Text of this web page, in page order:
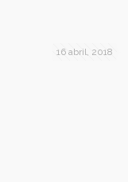
16 abril, 2018